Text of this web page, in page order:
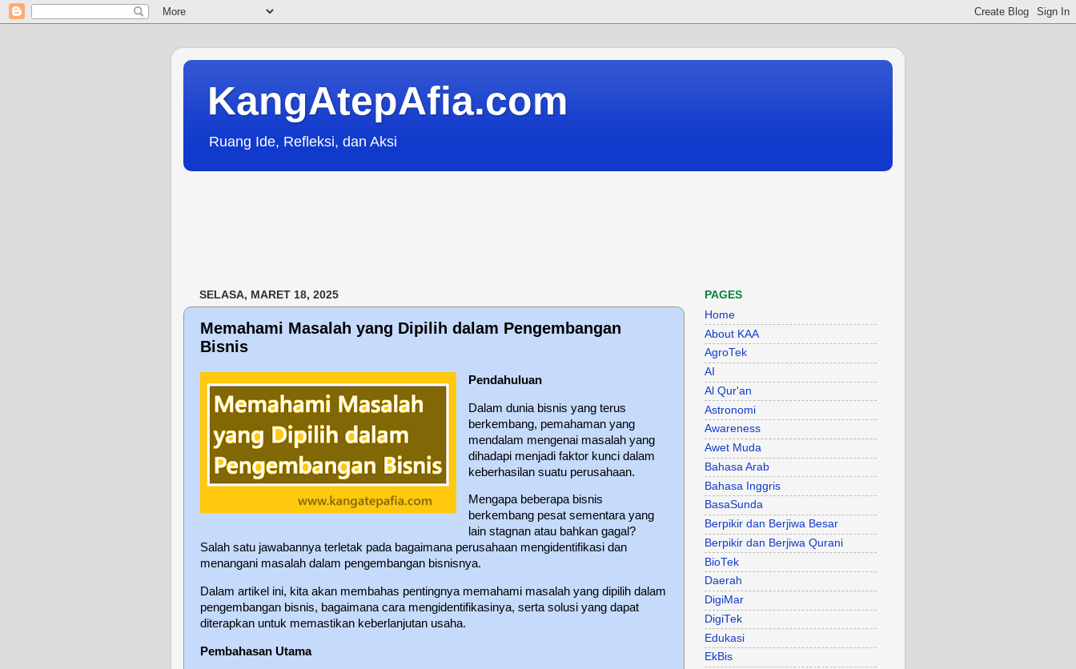
KangAtepAfia.com
Ruang Ide, Refleksi, dan Aksi
SELASA, MARET 18, 2025
Memahami Masalah yang Dipilih dalam Pengembangan
Bisnis
Pendahuluan
Dalam dunia bisnis yang terus
berkembang, pemahaman yang
mendalam mengenai masalah yang
dihadapi menjadi faktor kunci dalam
keberhasilan suatu perusahaan.
Mengapa beberapa bisnis
berkembang pesat sementara yang
lain stagnan atau bahkan gagal?
Salah satu jawabannya terletak pada bagaimana perusahaan mengidentifikasi dan
menangani masalah dalam pengembangan bisnisnya.
Dalam artikel ini, kita akan membahas pentingnya memahami masalah yang dipilih dalam
pengembangan bisnis, bagaimana cara mengidentifikasinya, serta solusi yang dapat
diterapkan untuk memastikan keberlanjutan usaha.
Pembahasan Utama
PAGES
Home
About KAA
AgroTek
AI
Al Qur'an
Astronomi
Awareness
Awet Muda
Bahasa Arab
Bahasa Inggris
BasaSunda
Berpikir dan Berjiwa Besar
Berpikir dan Berjiwa Qurani
BioTek
Daerah
DigiMar
DigiTek
Edukasi
EkBis